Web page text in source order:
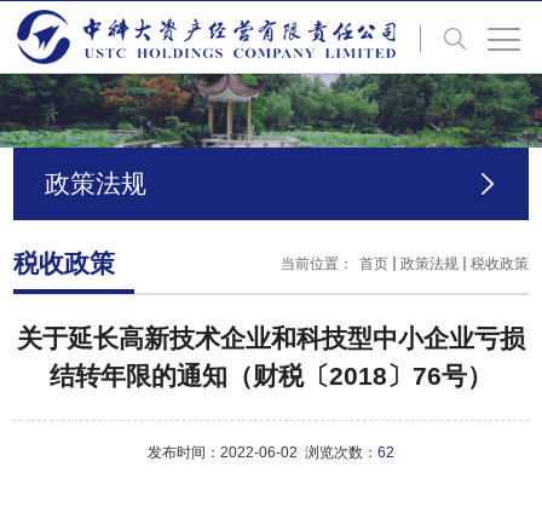
政策法规
税收政策 当前位置： 首页 政策法规 税收政策
关于延长高新技术企业和科技型中小企业亏损
结转年限的通知（财税〔2018〕76号）
发布时间：2022-06-02 浏览次数： 62